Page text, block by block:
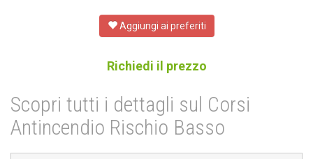
Aggiungi ai preferiti
Richiedi il prezzo
Scopri tutti i dettagli sul Corsi
Antincendio Rischio Basso